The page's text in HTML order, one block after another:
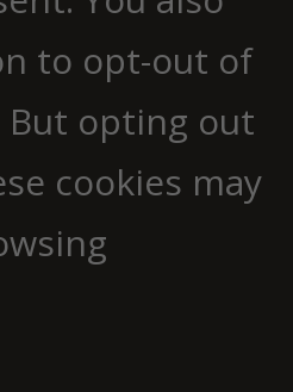
to opt-out of
But opting out
cookies may